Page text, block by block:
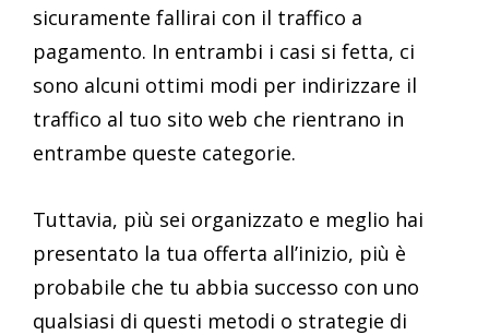
sicuramente fallirai con il traffico a
pagamento. In entrambi i casi si fetta, ci
sono alcuni ottimi modi per indirizzare il
traffico al tuo sito web che rientrano in
entrambe queste categorie.
Tuttavia, più sei organizzato e meglio hai
presentato la tua offerta all’inizio, più è
probabile che tu abbia successo con uno
qualsiasi di questi metodi o strategie di